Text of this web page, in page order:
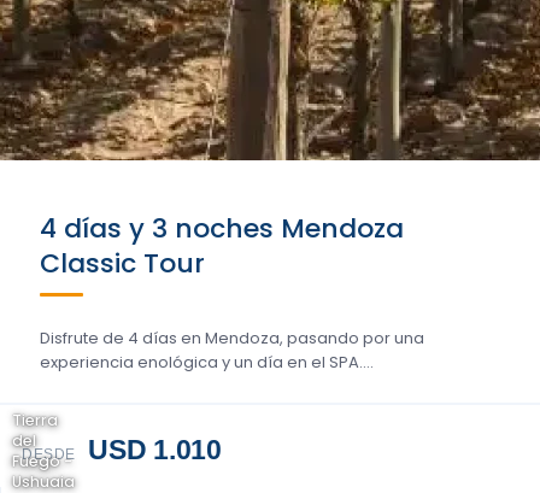
4 días y 3 noches Mendoza
Classic Tour
Disfrute de 4 días en Mendoza, pasando por una
experiencia enológica y un día en el SPA....
DESDE USD 1.010
Tierra
del
Fuego -
Ushuaia